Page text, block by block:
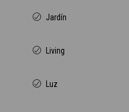
Jardín
Living
Luz